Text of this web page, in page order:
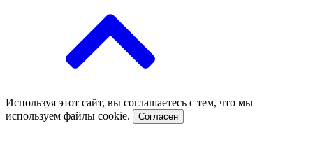
Используя этот сайт, вы соглашаетесь с тем, что мы
используем файлы cookie.
Согласен